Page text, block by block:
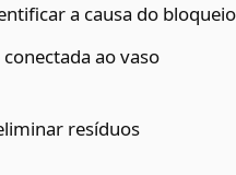
a causa do bloqueio
ao vaso
resíduos